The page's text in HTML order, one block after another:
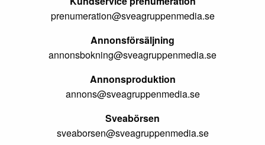
prenumeration@sveagruppenmedia.se
Annonsförsäljning
annonsbokning@sveagruppenmedia.se
Annonsproduktion
annons@sveagruppenmedia.se
Sveabörsen
sveaborsen@sveagruppenmedia.se